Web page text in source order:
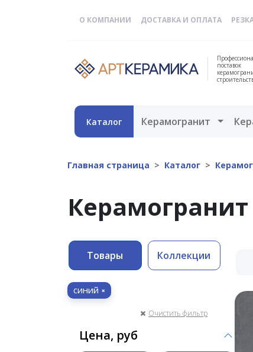
О КОМПАНИИ ДОСТАВКА И ОПЛАТА
поставок
Каталог Керамогранит
Главная страница Каталог
Товары Коллекции
синий
Очистить фильтр
Цена, руб